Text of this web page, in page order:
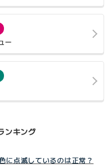
ー
ンキング
に点滅しているのは正常？